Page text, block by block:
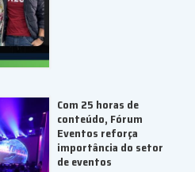
Com 25 horas de
conteúdo, Fórum
Eventos reforça
importância do setor
de eventos